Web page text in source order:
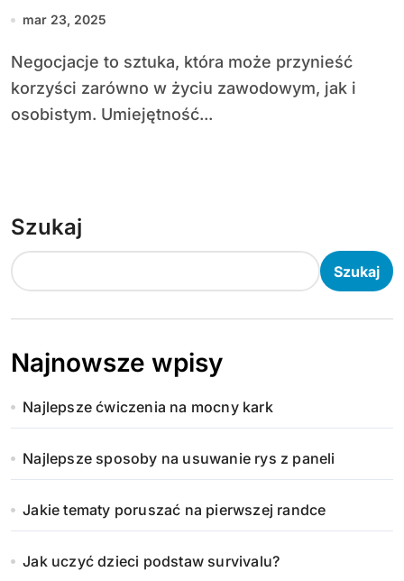
mar 23, 2025
Negocjacje to sztuka, która może przynieść
korzyści zarówno w życiu zawodowym, jak i
osobistym. Umiejętność...
Szukaj
Szukaj
Najnowsze wpisy
Najlepsze ćwiczenia na mocny kark
Najlepsze sposoby na usuwanie rys z paneli
Jakie tematy poruszać na pierwszej randce
Jak uczyć dzieci podstaw survivalu?